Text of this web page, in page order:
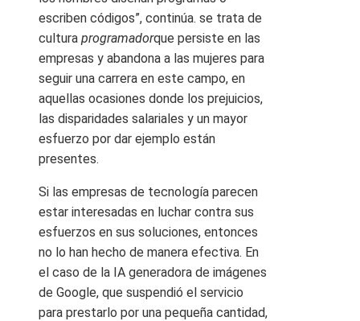
escriben códigos”, continúa. se trata de
cultura programadorque persiste en las
empresas y abandona a las mujeres para
seguir una carrera en este campo, en
aquellas ocasiones donde los prejuicios,
las disparidades salariales y un mayor
esfuerzo por dar ejemplo están
presentes.
Si las empresas de tecnología parecen
estar interesadas en luchar contra sus
esfuerzos en sus soluciones, entonces
no lo han hecho de manera efectiva. En
el caso de la IA generadora de imágenes
de Google, que suspendió el servicio
para prestarlo por una pequeña cantidad,